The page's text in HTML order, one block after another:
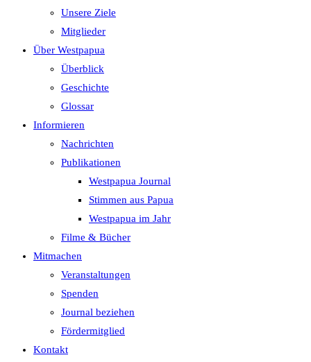
Unsere Ziele
Mitglieder
Über Westpapua
Überblick
Geschichte
Glossar
Informieren
Nachrichten
Publikationen
Westpapua Journal
Stimmen aus Papua
Westpapua im Jahr
Filme & Bücher
Mitmachen
Veranstaltungen
Spenden
Journal beziehen
Fördermitglied
Kontakt